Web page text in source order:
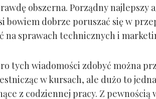
obszerna. Porządny najlepszy
bowiem dobrze poruszać się w
na sprawach technicznych i
tych wiadomości zdobyć można
w kursach, ale dużo to
z codziennej pracy. Z pewnością